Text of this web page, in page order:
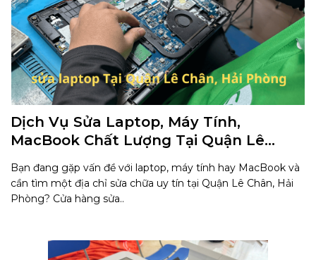
Dịch Vụ Sửa Laptop, Máy Tính,
MacBook Chất Lượng Tại Quận Lê
Bạn đang gặp vấn đề với laptop, máy tính hay MacBook và
cần tìm một địa chỉ sửa chữa uy tín tại Quận Lê Chân, Hải
Phòng? Cửa hàng sửa..